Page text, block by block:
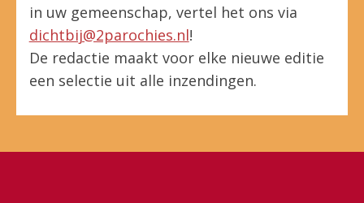
in uw gemeenschap, vertel het ons via
dichtbij@2parochies.nl!
De redactie maakt voor elke nieuwe editie
een selectie uit alle inzendingen.